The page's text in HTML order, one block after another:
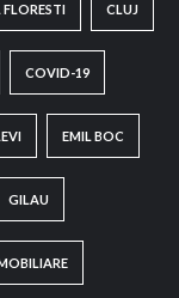
FLORESTI CLUJ
COVID-19
EMIL BOC
GILAU